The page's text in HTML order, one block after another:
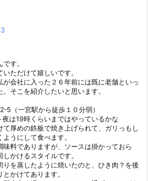
す。
ただけて嬉しいです。
が会社に入った２６年前には既に老舗といっ
そこを紹介したいと思います。
5（一宮駅から徒歩１０分弱）
は19時くらいまではやっているかな
て厚めの鉄板で焼き上げられて、ガリっもし
うにして食べます。
味料でありますが、ソースは掛かっておら
かけるスタイルです。
りを蒸したように焼いたのと、ひき肉？を後
かけてあります。